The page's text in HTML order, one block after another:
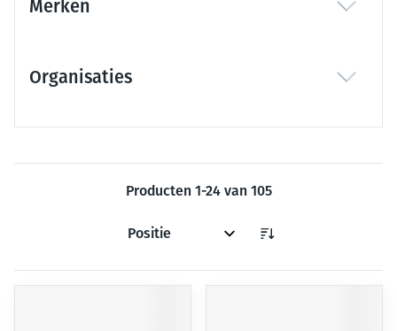
Merken
Organisaties
Producten 1-24van 105
Sorteer op: